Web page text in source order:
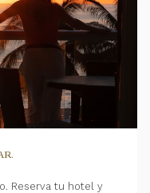
Reserva tu hotel y